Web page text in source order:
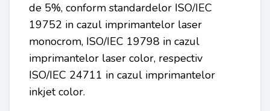
de 5%, conform standardelor ISO/IEC
19752 in cazul imprimantelor laser
monocrom, ISO/IEC 19798 in cazul
imprimantelor laser color, respectiv
ISO/IEC 24711 in cazul imprimantelor
inkjet color.